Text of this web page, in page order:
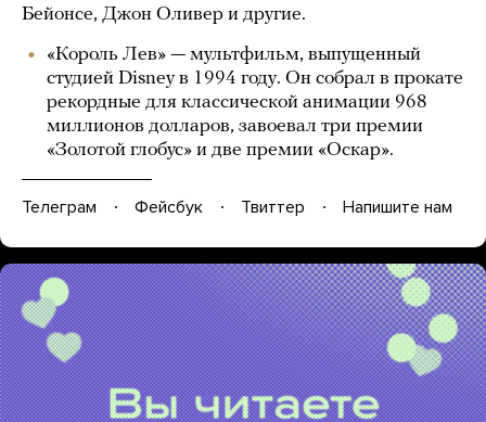
Бейонсе, Джон Оливер и другие.
«Король Лев» — мультфильм, выпущенный
студией Disney в 1994 году. Он собрал в прокате
рекордные для классической анимации 968
миллионов долларов, завоевал три премии
«Золотой глобус» и две премии «Оскар».
Телеграм Фейсбук Твиттер Напишите нам